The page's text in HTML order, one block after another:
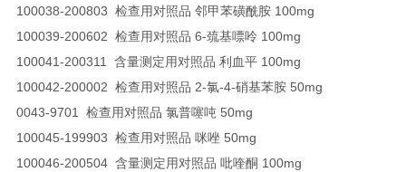
100038-200803 检查用对照品 邻甲苯磺酰胺 100mg
100039-200602 检查用对照品 6-巯基嘌呤 100mg
100041-200311 含量测定用对照品 利血平 100mg
100042-200002 检查用对照品 2-氯-4-硝基苯胺 50mg
0043-9701 检查用对照品 氯普噻吨 50mg
100045-199903 检查用对照品 咪唑 50mg
100046-200504 含量测定用对照品 吡喹酮 100mg